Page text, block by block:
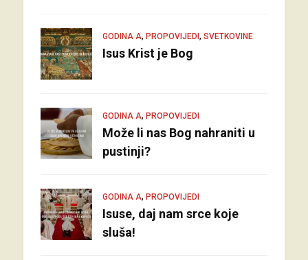
GODINA A, PROPOVIJEDI, SVETKOVINE
Isus Krist je Bog
GODINA A, PROPOVIJEDI
Može li nas Bog nahraniti u
pustinji?
GODINA A, PROPOVIJEDI
Isuse, daj nam srce koje
sluša!